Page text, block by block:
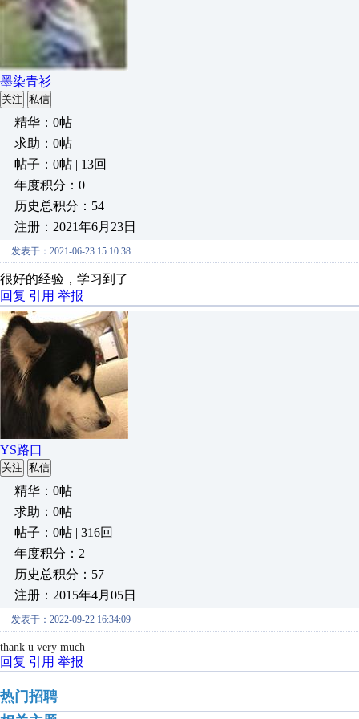
墨染青衫
关注 私信
精华：0帖
求助：0帖
帖子：0帖 | 13回
年度积分：0
历史总积分：54
注册：2021年6月23日
发表于：2021-06-23 15:10:38
很好的经验，学习到了
回复 引用 举报
YS路口
关注 私信
精华：0帖
求助：0帖
帖子：0帖 | 316回
年度积分：2
历史总积分：57
注册：2015年4月05日
发表于：2022-09-22 16:34:09
thank u very much
回复 引用 举报
热门招聘